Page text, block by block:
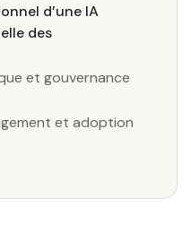
d’une IA
des
et gouvernance
et adoption